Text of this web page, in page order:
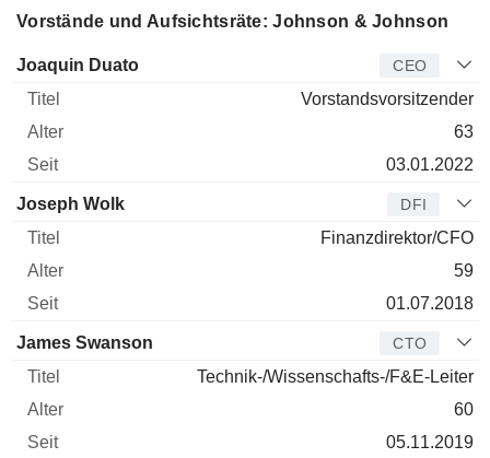
Vorstände und Aufsichtsräte: Johnson & Johnson
Manager Titel
Joaquin Duato CEO
Vorstandsvorsitzender
63
03.01.2022
Joseph Wolk DFI
Finanzdirektor/CFO
59
01.07.2018
James Swanson CTO
Technik-/Wissenschafts-/F&E-Leiter
60
05.11.2019